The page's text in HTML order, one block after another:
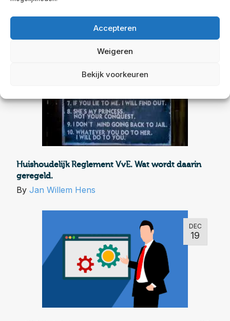
Accepteren
Weigeren
Bekijk voorkeuren
27
Huishoudelijk Reglement VvE. Wat wordt daarin
geregeld.
By Jan Willem Hens
DEC
19